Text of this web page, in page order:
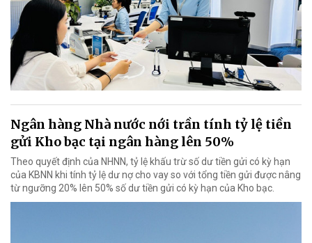
Ngân hàng Nhà nước nới trần tính tỷ lệ tiền
gửi Kho bạc tại ngân hàng lên 50%
Theo quyết định của NHNN, tỷ lệ khấu trừ số dư tiền gửi có kỳ hạn
của KBNN khi tính tỷ lệ dư nợ cho vay so với tổng tiền gửi được nâng
từ ngưỡng 20% lên 50% số dư tiền gửi có kỳ hạn của Kho bạc.